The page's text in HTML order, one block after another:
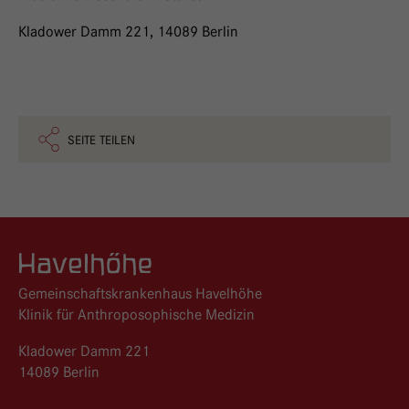
Kladower Damm 221, 14089 Berlin
SEITE TEILEN
Logo GKH Havelhöhe
Gemeinschaftskrankenhaus Havelhöhe
Klinik für Anthroposophische Medizin
Kladower Damm 221
14089 Berlin